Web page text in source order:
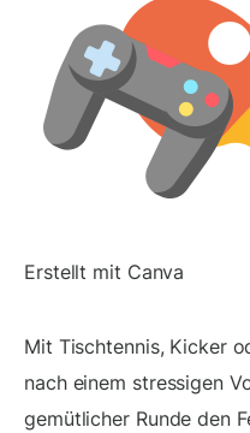
Erstellt mit Canva
Mit Tischtennis, Kicker
nach einem stressigen
gemütlicher Runde den